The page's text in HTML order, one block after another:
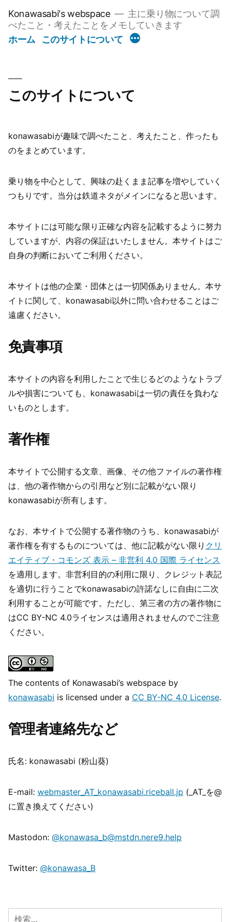
Konawasabi's webspace
主に乗り物について調
べたこと・考えたことをメモしていきます
ホーム
このサイトについて
このサイトについて
konawasabiが趣味で調べたこと、考えたこと、作ったも
のをまとめています。
乗り物を中心として、興味の赴くまま記事を増やしていく
つもりです。当分は鉄道ネタがメインになると思います。
本サイトには可能な限り正確な内容を記載するように努力
していますが、内容の保証はいたしません。本サイトはご
自身の判断においてご利用ください。
本サイトは他の企業・団体とは一切関係ありません。本サ
イトに関して、konawasabi以外に問い合わせることはご
遠慮ください。
免責事項
本サイトの内容を利用したことで生じるどのようなトラブ
ルや損害についても、konawasabiは一切の責任を負わな
いものとします。
著作権
本サイトで公開する文章、画像、その他ファイルの著作権
は、他の著作物からの引用など別に記載がない限り
konawasabiが所有します。
なお、本サイトで公開する著作物のうち、konawasabiが
著作権を有するものについては、他に記載がない限り クリ
エイティブ・コモンズ 表示 – 非営利 4.0 国際 ライセンス
を適用します。非営利目的の利用に限り、クレジット表記
を適切に行うことでkonawasabiの許諾なしに自由に二次
利用することが可能です。ただし、第三者の方の著作物に
はCC BY-NC 4.0ライセンスは適用されませんのでご注意
ください。
The contents of Konawasabi’s webspace by
konawasabi is licensed under a CC BY-NC 4.0 License.
管理者連絡先など
氏名: konawasabi (粉山葵)
E-mail: webmaster_AT_konawasabi.riceball.jp (_AT_を@
に置き換えてください)
Mastodon: @konawasa_b@mstdn.nere9.help
Twitter: @konawasa_B
検